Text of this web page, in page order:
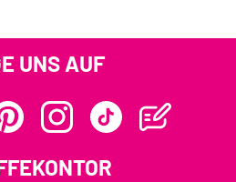
UNS AUF